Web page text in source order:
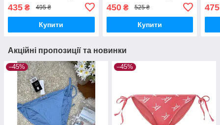
435 ₴ 495 ₴
Купити
450₴ 525 ₴
Купити
475
Акційні пропозиції та новинки
–45% –45%